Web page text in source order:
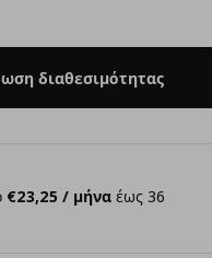
διαθεσιμότητας
€23,25 / μήναέως 36